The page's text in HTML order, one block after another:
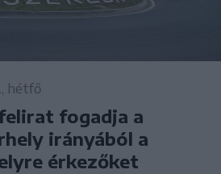
hétfő
fogadja a
irányából a
érkezőket